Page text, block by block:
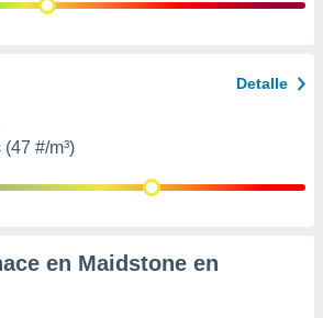
Detalle
#/m³)
en Maidstone en